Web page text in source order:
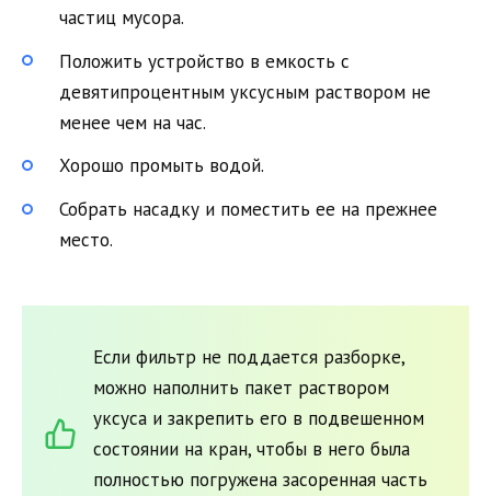
частиц мусора.
Положить устройство в емкость с
девятипроцентным уксусным раствором не
менее чем на час.
Хорошо промыть водой.
Собрать насадку и поместить ее на прежнее
место.
Если фильтр не поддается разборке,
можно наполнить пакет раствором
уксуса и закрепить его в подвешенном
состоянии на кран, чтобы в него была
полностью погружена засоренная часть